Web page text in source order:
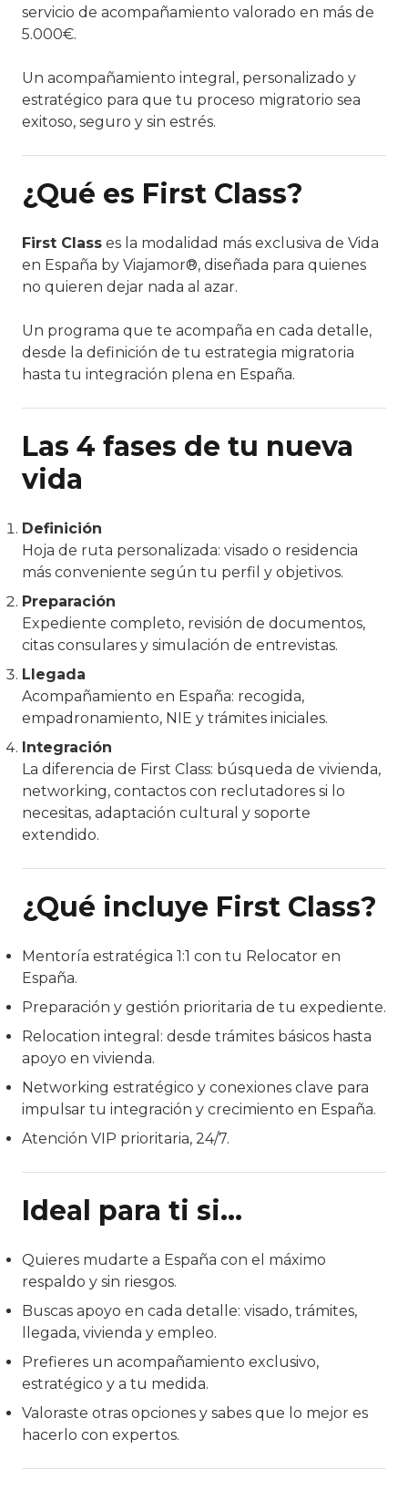
servicio de acompañamiento valorado en más de
5.000€.
Un acompañamiento integral, personalizado y
estratégico para que tu proceso migratorio sea
exitoso, seguro y sin estrés.
¿Qué es First Class?
First Class es la modalidad más exclusiva de Vida
en España by Viajamor®, diseñada para quienes
no quieren dejar nada al azar.
Un programa que te acompaña en cada detalle,
desde la definición de tu estrategia migratoria
hasta tu integración plena en España.
Las 4 fases de tu nueva
vida
Definición
Hoja de ruta personalizada: visado o residencia
más conveniente según tu perfil y objetivos.
Preparación
Expediente completo, revisión de documentos,
citas consulares y simulación de entrevistas.
Llegada
Acompañamiento en España: recogida,
empadronamiento, NIE y trámites iniciales.
Integración
La diferencia de First Class: búsqueda de vivienda,
networking, contactos con reclutadores si lo
necesitas, adaptación cultural y soporte
extendido.
¿Qué incluye First Class?
Mentoría estratégica 1:1 con tu Relocator en
España.
Preparación y gestión prioritaria de tu expediente.
Relocation integral: desde trámites básicos hasta
apoyo en vivienda.
Networking estratégico y conexiones clave para
impulsar tu integración y crecimiento en España.
Atención VIP prioritaria, 24/7.
Ideal para ti si…
Quieres mudarte a España con el máximo
respaldo y sin riesgos.
Buscas apoyo en cada detalle: visado, trámites,
llegada, vivienda y empleo.
Prefieres un acompañamiento exclusivo,
estratégico y a tu medida.
Valoraste otras opciones y sabes que lo mejor es
hacerlo con expertos.